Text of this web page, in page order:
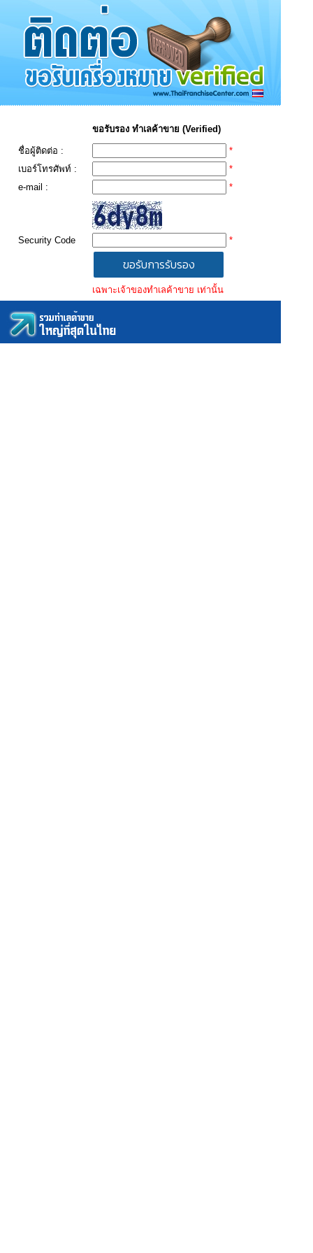
ขอรับรอง ทำเลค้าขาย (Verified)
ชื่อผู้ติดต่อ :
*
เบอร์โทรศัพท์ :
*
e-mail :
*
Security Code *
เฉพาะเจ้าของทำเลค้าขาย เท่านั้น